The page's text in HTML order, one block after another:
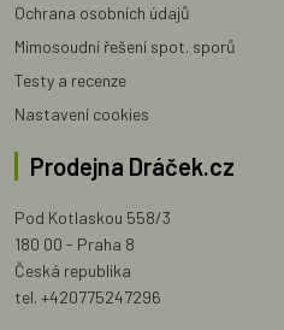
Ochrana osobních údajů
Mimosoudní řešení spot. sporů
Testy a recenze
Nastavení cookies
Prodejna Dráček.cz
Pod Kotlaskou 558/3
180 00 - Praha 8
Česká republika
tel. +420775247296